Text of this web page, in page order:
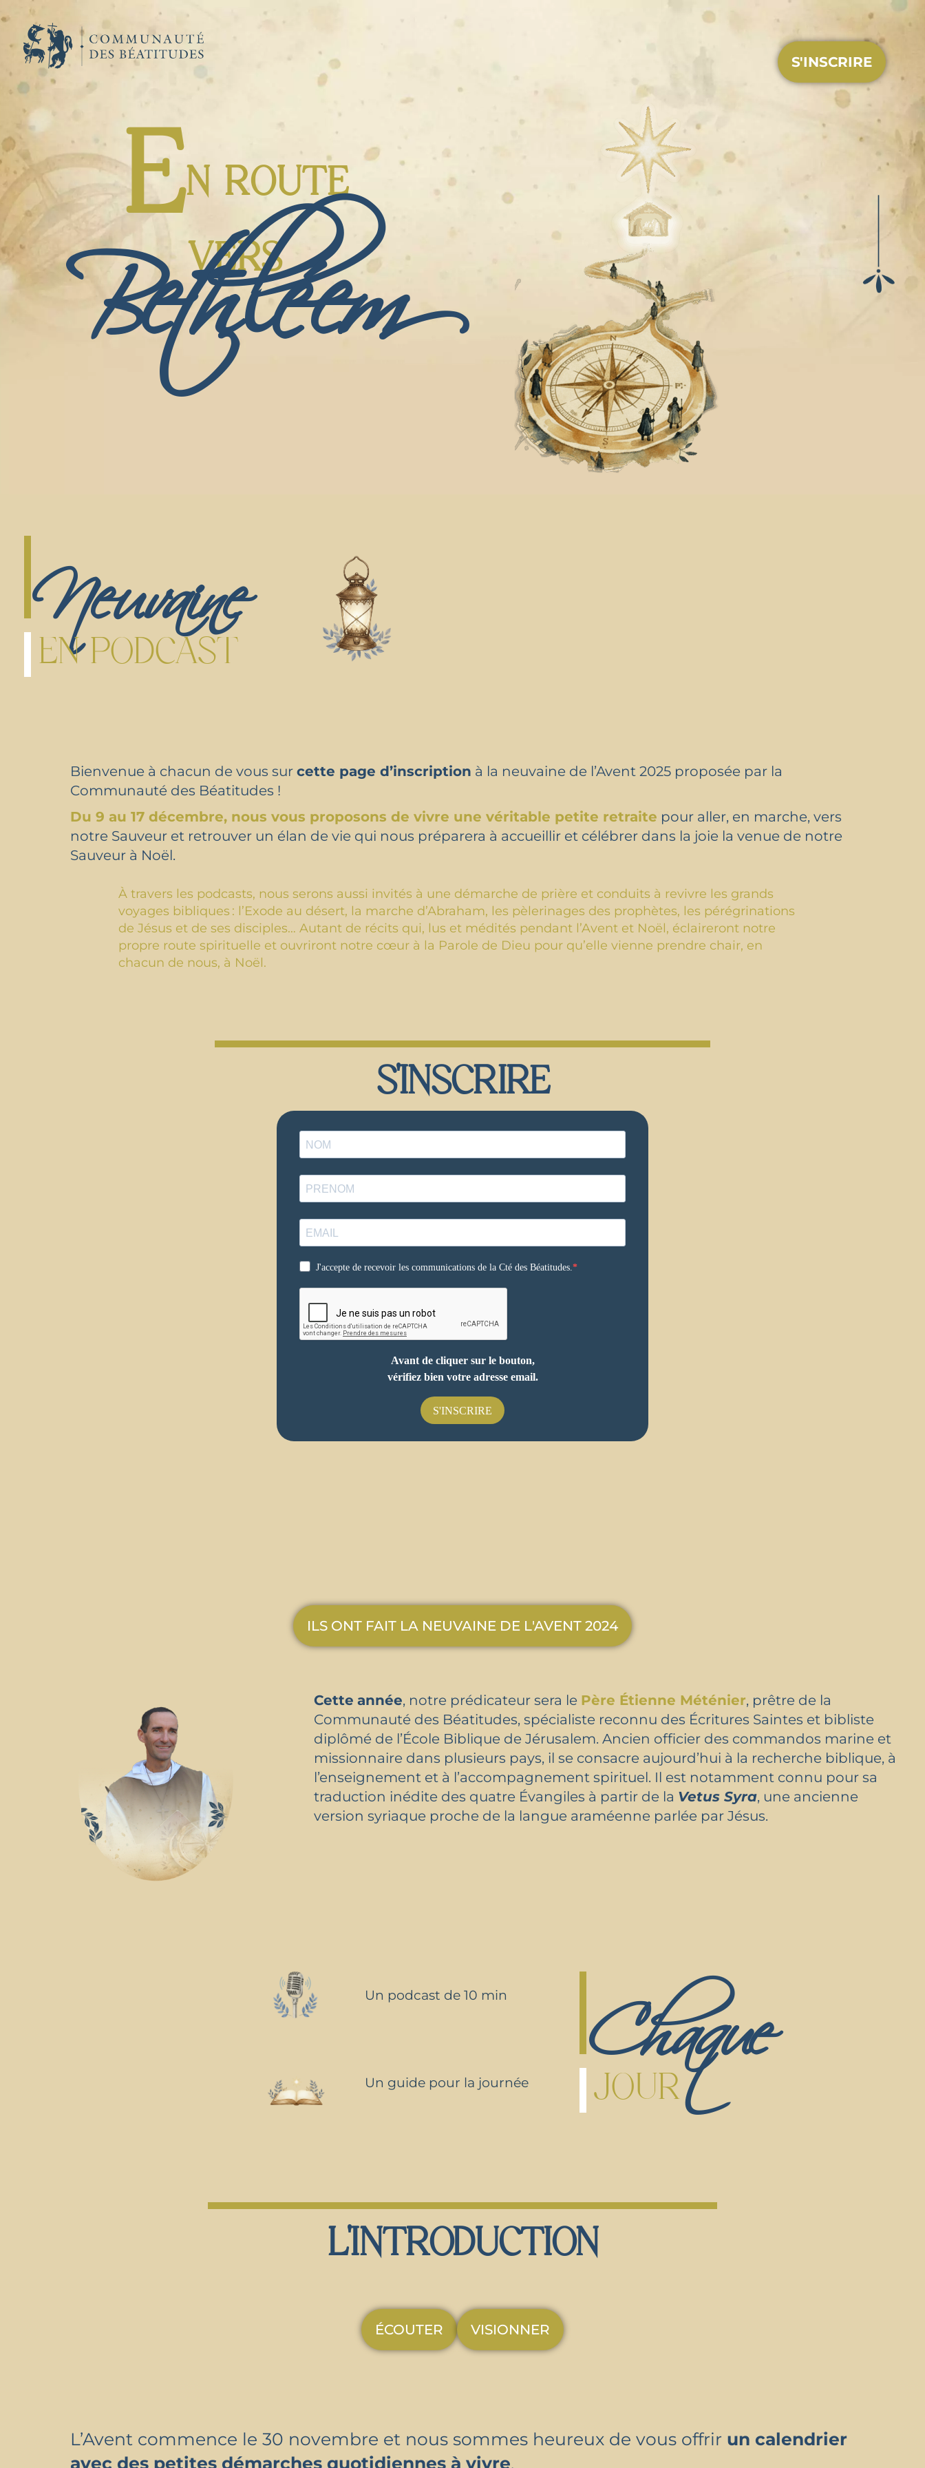
S'INSCRIRE
EN ROUTE
VERS
Bethléem
Neuvaine
EN PODCAST
Bienvenue à chacun de vous sur cette page d’inscription à la neuvaine de l’Avent 2025 proposée par la
Communauté des Béatitudes !
Du 9 au 17 décembre, nous vous proposons de vivre une véritable petite retraite pour aller, en marche, vers
notre Sauveur et retrouver un élan de vie qui nous préparera à accueillir et célébrer dans la joie la venue de notre
Sauveur à Noël.
À travers les podcasts, nous serons aussi invités à une démarche de prière et conduits à revivre les grands
voyages bibliques : l’Exode au désert, la marche d’Abraham, les pèlerinages des prophètes, les pérégrinations
de Jésus et de ses disciples… Autant de récits qui, lus et médités pendant l’Avent et Noël, éclaireront notre
propre route spirituelle et ouvriront notre cœur à la Parole de Dieu pour qu’elle vienne prendre chair, en
chacun de nous, à Noël.
S'INSCRIRE
ILS ONT FAIT LA NEUVAINE DE L'AVENT 2024
Cette année, notre prédicateur sera le Père Étienne Méténier, prêtre de la
Communauté des Béatitudes, spécialiste reconnu des Écritures Saintes et bibliste
diplômé de l’École Biblique de Jérusalem. Ancien officier des commandos marine et
missionnaire dans plusieurs pays, il se consacre aujourd’hui à la recherche biblique, à
l’enseignement et à l’accompagnement spirituel. Il est notamment connu pour sa
traduction inédite des quatre Évangiles à partir de la Vetus Syra, une ancienne
version syriaque proche de la langue araméenne parlée par Jésus.
Un podcast de 10 min
Un guide pour la journée Chaque
JOUR
L'INTRODUCTION
ÉCOUTER VISIONNER
L’Avent commence le 30 novembre et nous sommes heureux de vous offrir un calendrier
avec des petites démarches quotidiennes à vivre.